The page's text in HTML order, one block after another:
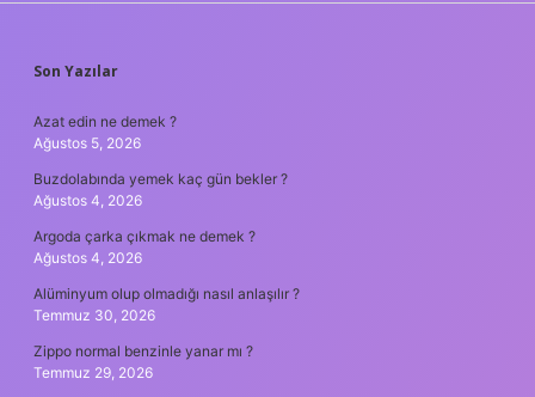
SIDEBAR
Son Yazılar
Azat edin ne demek ?
Ağustos 5, 2026
Buzdolabında yemek kaç gün bekler ?
Ağustos 4, 2026
Argoda çarka çıkmak ne demek ?
Ağustos 4, 2026
Alüminyum olup olmadığı nasıl anlaşılır ?
Temmuz 30, 2026
Zippo normal benzinle yanar mı ?
Temmuz 29, 2026